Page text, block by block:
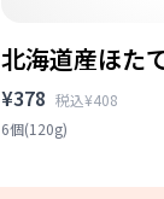
北海道産ほた
¥378 税込¥408
6個(120g)